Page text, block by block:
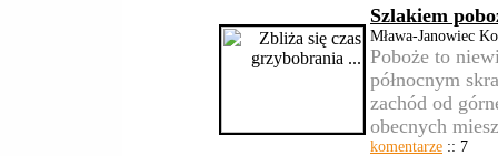
Szlakiem
Mława-Janowiec
Poboże to
północnym
zachód od
obecnych
komentarze :: 7